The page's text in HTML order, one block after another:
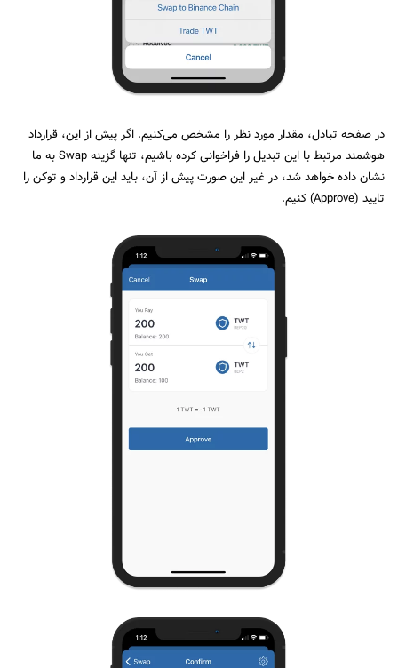
در صفحه تبادل، مقدار مورد نظر را مشخص می‌کنیم. اگر پیش از این، قرارداد
هوشمند مرتبط با این تبدیل را فراخوانی کرده باشیم، تنها گزینهSwapبه ما
نشان داده خواهد شد، در غیر این صورت پیش از آن، باید این قرارداد و توکن را
تایید (Approve) کنیم.